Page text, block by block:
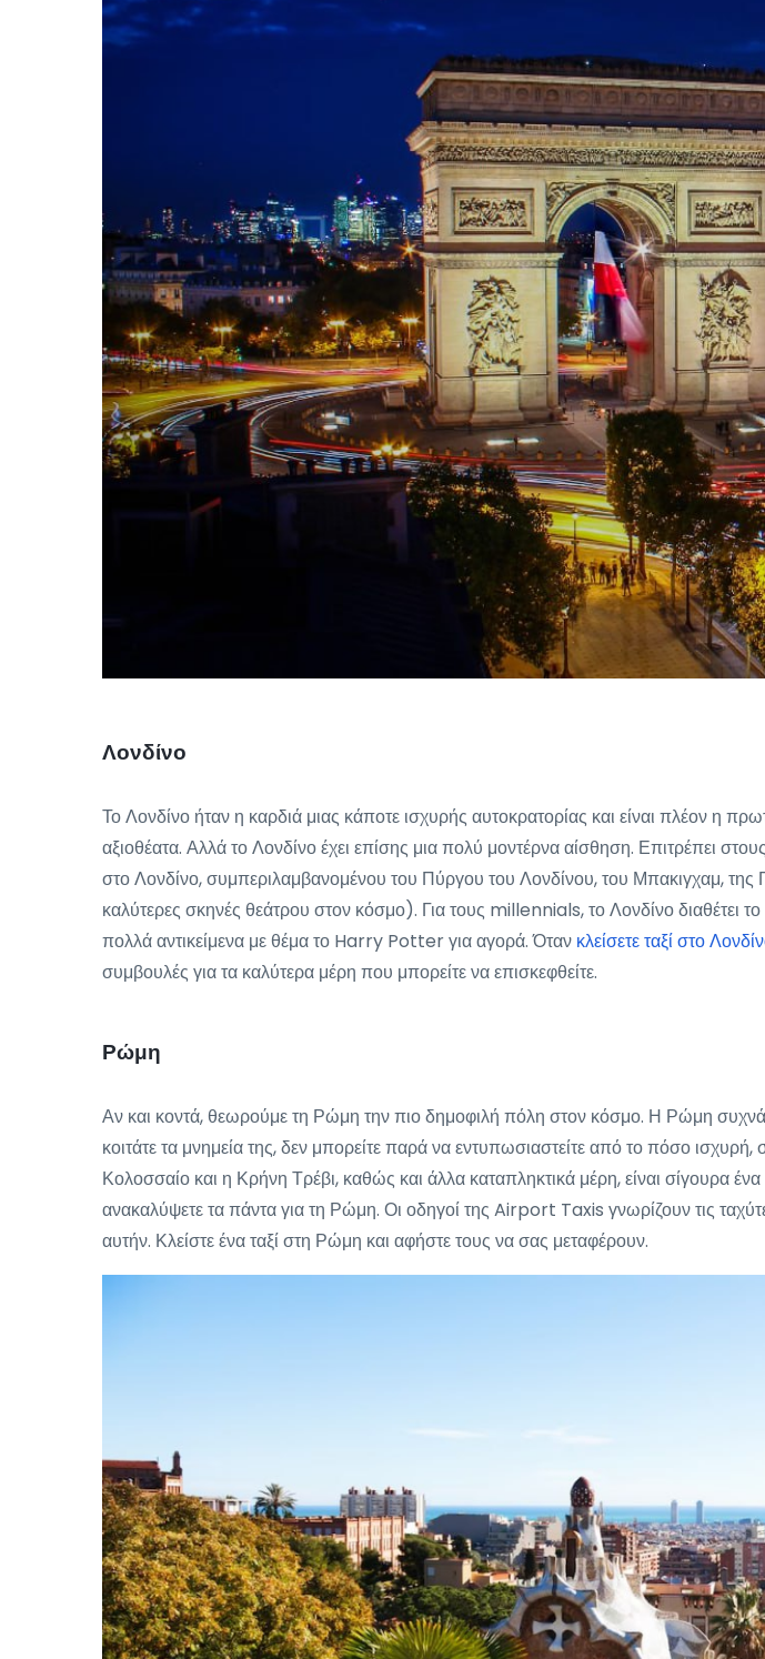
Λονδίνο
Το Λονδίνο ήταν η καρδιά μιας κάποτε ισχυρής αυτοκρατορίας και είναι πλέον η
αξιοθέατα. Αλλά το Λονδίνο έχει επίσης μια πολύ μοντέρνα αίσθηση. Επιτρέπει
στο Λονδίνο, συμπεριλαμβανομένου του Πύργου του Λονδίνου, του Μπακιγχαμ, της
καλύτερες σκηνές θεάτρου στον κόσμο). Για τους millennials, το Λονδίνο
πολλά αντικείμενα με θέμα το Harry Potter για αγορά. Όταν κλείσετε ταξί στο
συμβουλές για τα καλύτερα μέρη που μπορείτε να επισκεφθείτε.
Ρώμη
Αν και κοντά, θεωρούμε τη Ρώμη την πιο δημοφιλή πόλη στον κόσμο. Η Ρώμη
κοιτάτε τα μνημεία της, δεν μπορείτε παρά να εντυπωσιαστείτε από το πόσο
Κολοσσαίο και η Κρήνη Τρέβι, καθώς και άλλα καταπληκτικά μέρη, είναι σίγουρα
ανακαλύψετε τα πάντα για τη Ρώμη. Οι οδηγοί της Airport Taxis γνωρίζουν τις
αυτήν. Κλείστε ένα ταξί στη Ρώμη και αφήστε τους να σας μεταφέρουν.